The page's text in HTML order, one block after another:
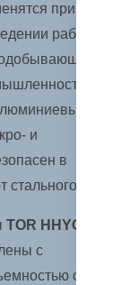
при
работ в
и
и
в
стального.
TOR HHYG
с
от 10